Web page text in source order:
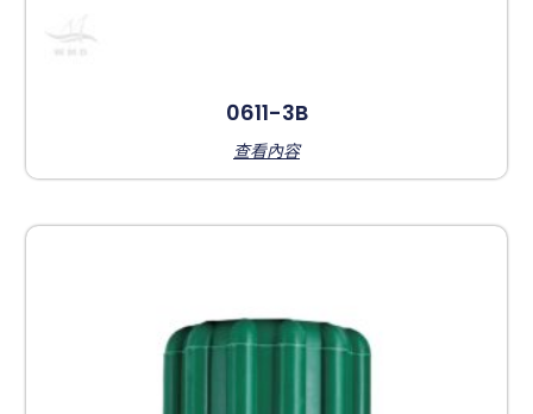
0611-3B
查看內容